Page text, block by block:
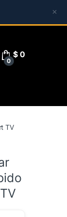
×
0
$ 0
TV